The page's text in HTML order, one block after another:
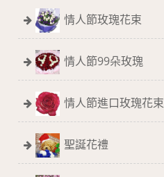
情人節玫瑰花束
情人節99朵玫瑰
情人節進口玫瑰花束
聖誕花禮